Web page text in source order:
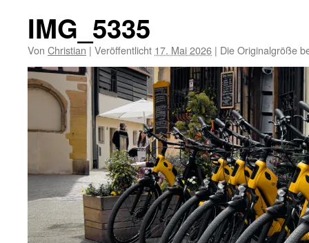
IMG_5335
Von Christian | Veröffentlicht 17. Mai 2026 | Die Originalgröße